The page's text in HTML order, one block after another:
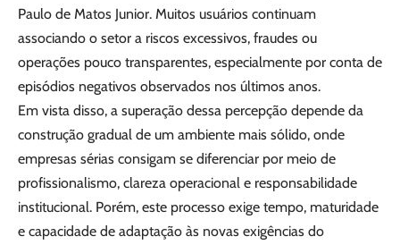
Paulo de Matos Junior. Muitos usuários continuam
associando o setor a riscos excessivos, fraudes ou
operações pouco transparentes, especialmente por conta de
episódios negativos observados nos últimos anos.
Em vista disso, a superação dessa percepção depende da
construção gradual de um ambiente mais sólido, onde
empresas sérias consigam se diferenciar por meio de
profissionalismo, clareza operacional e responsabilidade
institucional. Porém, este processo exige tempo, maturidade
e capacidade de adaptação às novas exigências do